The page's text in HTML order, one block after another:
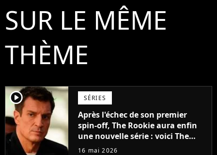
SUR LE MÊME
THÈME
player2 SÉRIES
Après l'échec de son premier
spin-off, The Rookie aura enfin
une nouvelle série : voici The
Rookie : North
16 mai 2026